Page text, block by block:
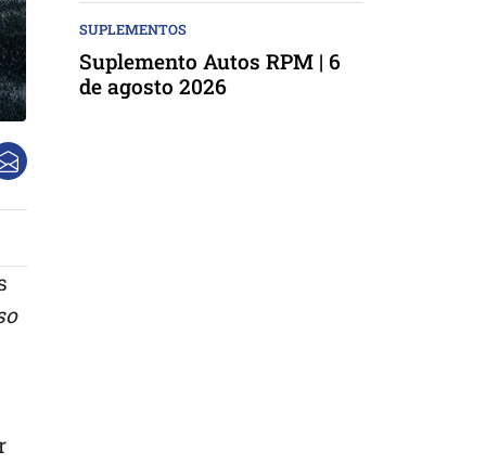
SUPLEMENTOS
Suplemento Autos RPM | 6
de agosto 2026